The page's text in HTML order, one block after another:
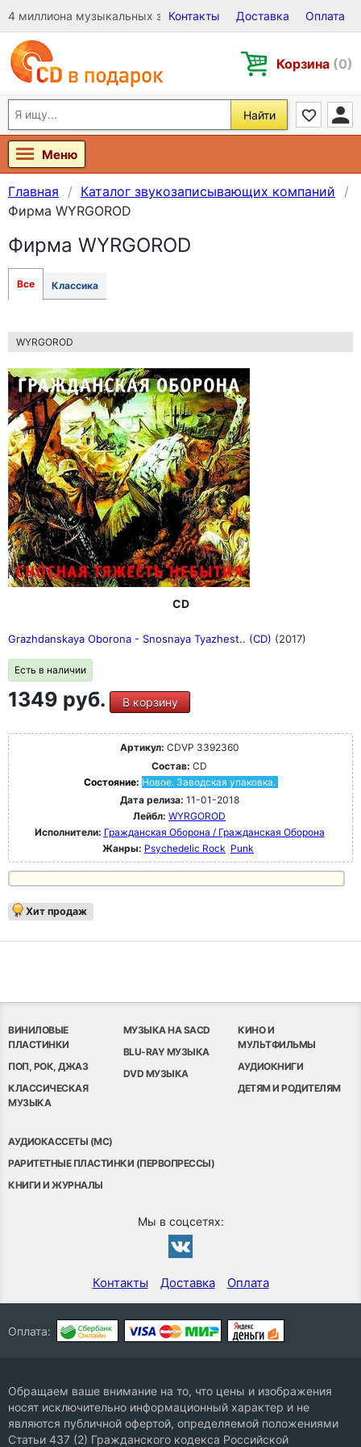
4 миллиона музыкальных записей на Виниле, CD и DVD
Контакты Доставка Оплата
Корзина (0)
Найти
Меню
Главная
Каталог звукозаписывающих компаний
Фирма WYRGOROD
Фирма WYRGOROD
Все Классика
WYRGOROD
CD
Grazhdanskaya Oborona - Snosnaya Tyazhest.. (CD) (2017)
Есть в наличии
1349 руб. В корзину
Артикул: CDVP 3392360
Состав: CD
Состояние: Новое. Заводская упаковка.
Дата релиза: 11-01-2018
Лейбл: WYRGOROD
Исполнители: Гражданская Оборона / Гражданская Оборона
Жанры: Psychedelic Rock Punk
Хит продаж
ВИНИЛОВЫЕ
ПЛАСТИНКИ
ПОП, РОК, ДЖАЗ
КЛАССИЧЕСКАЯ
МУЗЫКА
МУЗЫКА НА SACD
BLU-RAY МУЗЫКА
DVD МУЗЫКА
КИНО И
МУЛЬТФИЛЬМЫ
АУДИОКНИГИ
ДЕТЯМ И РОДИТЕЛЯМ
АУДИОКАССЕТЫ (MC)
РАРИТЕТНЫЕ ПЛАСТИНКИ (ПЕРВОПРЕССЫ)
КНИГИ И ЖУРНАЛЫ
Мы в соцсетях:
Контакты Доставка Оплата
Оплата:
Обращаем ваше внимание на то, что цены и изображения
носят исключительно информационный характер и не
являются публичной офертой, определяемой положениями
Статьи 437 (2) Гражданского кодекса Российской